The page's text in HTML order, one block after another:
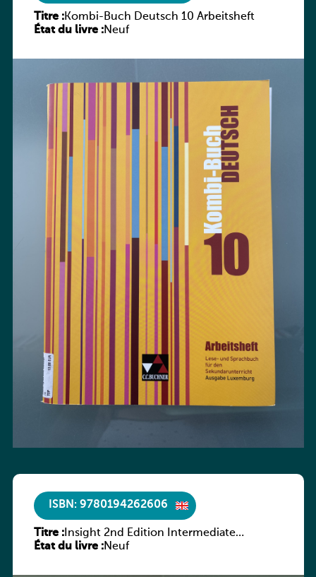
Titre :Kombi-Buch Deutsch 10 Arbeitsheft
État du livre :Neuf
ISBN: 9780194262606
Titre :Insight 2nd Edition Intermediate
Workbook
État du livre :Neuf